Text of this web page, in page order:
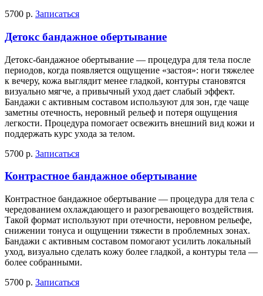
5700 р. Записаться
Детокс бандажное обертывание
Детокс-бандажное обертывание — процедура для тела после
периодов, когда появляется ощущение «застоя»: ноги тяжелее
к вечеру, кожа выглядит менее гладкой, контуры становятся
визуально мягче, а привычный уход дает слабый эффект.
Бандажи с активным составом используют для зон, где чаще
заметны отечность, неровный рельеф и потеря ощущения
легкости. Процедура помогает освежить внешний вид кожи и
поддержать курс ухода за телом.
5700 р. Записаться
Контрастное бандажное обертывание
Контрастное бандажное обертывание — процедура для тела с
чередованием охлаждающего и разогревающего воздействия.
Такой формат используют при отечности, неровном рельефе,
снижении тонуса и ощущении тяжести в проблемных зонах.
Бандажи с активным составом помогают усилить локальный
уход, визуально сделать кожу более гладкой, а контуры тела —
более собранными.
5700 р. Записаться